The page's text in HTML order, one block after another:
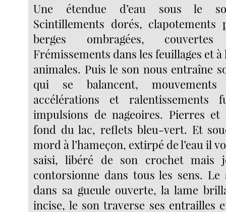
Une étendue d’eau sous le
Scintillements dorés, clapotements
berges ombragées,
Frémissements dans les feuillages et
animales. Puis le son nous entraîne
qui se balancent, mouvements
accélérations et ralentissements
impulsions de nageoires. Pierres
fond du lac, reflets bleu-vert. Et
mord à l’hameçon, extirpé de l’eau il
saisi, libéré de son crochet mais
contorsionne dans tous les sens.
dans sa gueule ouverte, la lame
incise, le son traverse ses entrailles